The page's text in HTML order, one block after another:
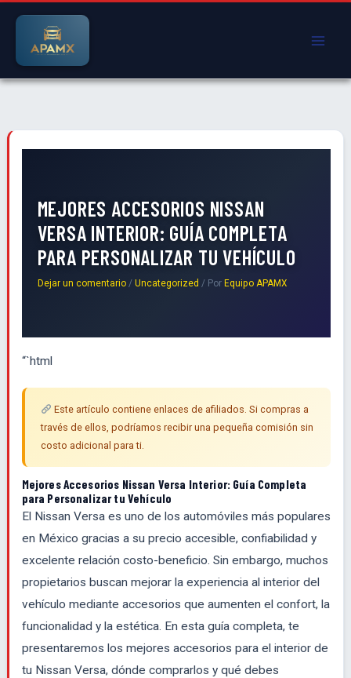
contenido
MEJORES ACCESORIOS NISSAN
VERSA INTERIOR: GUÍA COMPLETA
PARA PERSONALIZAR TU VEHÍCULO
Dejar un comentario / Uncategorized / Por Equipo APAMX
“`html
Este artículo contiene enlaces de afiliados. Si compras a
través de ellos, podríamos recibir una pequeña comisión sin
costo adicional para ti.
Mejores Accesorios Nissan Versa Interior: Guía Completa
para Personalizar tu Vehículo
El Nissan Versa es uno de los automóviles más populares
en México gracias a su precio accesible, confiabilidad y
excelente relación costo-beneficio. Sin embargo, muchos
propietarios buscan mejorar la experiencia al interior del
vehículo mediante accesorios que aumenten el confort, la
funcionalidad y la estética. En esta guía completa, te
presentaremos los mejores accesorios para el interior de
tu Nissan Versa, dónde comprarlos y qué debes